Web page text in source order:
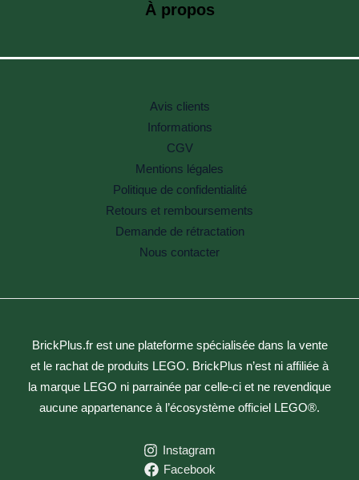
À propos
Avis clients
Informations
CGV
Mentions légales
Politique de confidentialité
Retours et remboursements
Demande de rétractation
Nous contacter
BrickPlus.fr est une plateforme spécialisée dans la vente
et le rachat de produits LEGO. BrickPlus n’est ni affiliée à
la marque LEGO ni parrainée par celle-ci et ne revendique
aucune appartenance à l’écosystème officiel LEGO®.
Instagram
Facebook